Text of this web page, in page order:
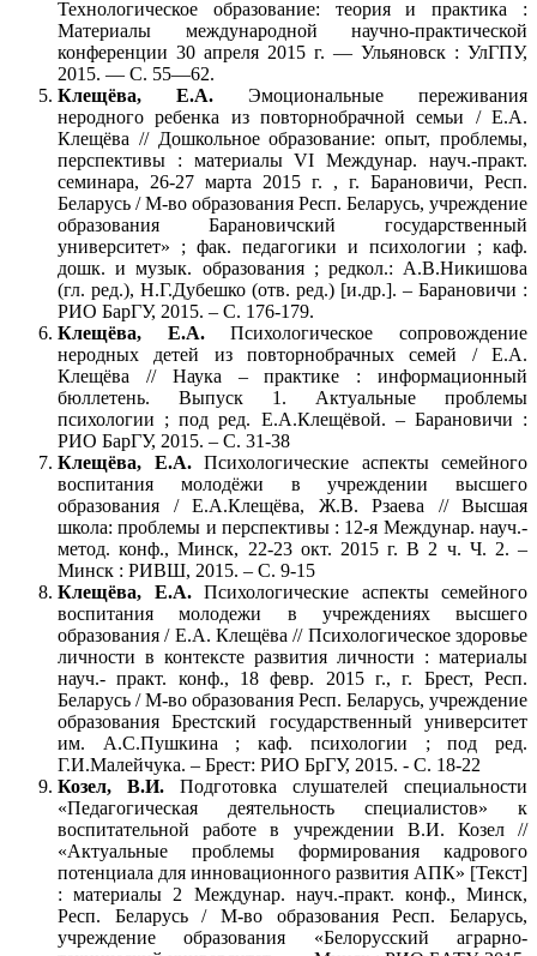
Технологическое образование: теория и практика :
Материалы международной научно-практической
конференции 30 апреля 2015 г. — Ульяновск : УлГПУ,
2015. — С. 55—62.
Клещёва, Е.А. Эмоциональные переживания
неродного ребенка из повторнобрачной семьи / Е.А.
Клещёва // Дошкольное образование: опыт, проблемы,
перспективы : материалы VI Междунар. науч.-практ.
семинара, 26-27 марта 2015 г. , г. Барановичи, Респ.
Беларусь / М-во образования Респ. Беларусь, учреждение
образования Барановичский государственный
университет» ; фак. педагогики и психологии ; каф.
дошк. и музык. образования ; редкол.: А.В.Никишова
(гл. ред.), Н.Г.Дубешко (отв. ред.) [и.др.]. – Барановичи :
РИО БарГУ, 2015. – С. 176-179.
Клещёва, Е.А.Психологическое сопровождение
неродных детей из повторнобрачных семей / Е.А.
Клещёва // Наука – практике : информационный
бюллетень. Выпуск 1. Актуальные проблемы
психологии ; под ред. Е.А.Клещёвой. – Барановичи :
РИО БарГУ, 2015. – С. 31-38
Клещёва, Е.А. Психологические аспекты семейного
воспитания молодёжи в учреждении высшего
образования / Е.А.Клещёва, Ж.В. Рзаева // Высшая
школа: проблемы и перспективы : 12-я Междунар. науч.-
метод. конф., Минск, 22-23 окт. 2015 г. В 2 ч. Ч. 2. –
Минск : РИВШ, 2015. – С. 9-15
Клещёва, Е.А. Психологические аспекты семейного
воспитания молодежи в учреждениях высшего
образования / Е.А. Клещёва // Психологическое здоровье
личности в контексте развития личности : материалы
науч.- практ. конф., 18 февр. 2015 г., г. Брест, Респ.
Беларусь / М-во образования Респ. Беларусь, учреждение
образования Брестский государственный университет
им. А.С.Пушкина ; каф. психологии ; под ред.
Г.И.Малейчука. – Брест: РИО БрГУ, 2015. - С. 18-22
Козел, В.И. Подготовка слушателей специальности
«Педагогическая деятельность специалистов» к
воспитательной работе в учреждении В.И. Козел //
«Актуальные проблемы формирования кадрового
потенциала для инновационного развития АПК» [Текст]
: материалы 2 Междунар. науч.-практ. конф., Минск,
Респ. Беларусь / М-во образования Респ. Беларусь,
учреждение образования «Белорусский аграрно-